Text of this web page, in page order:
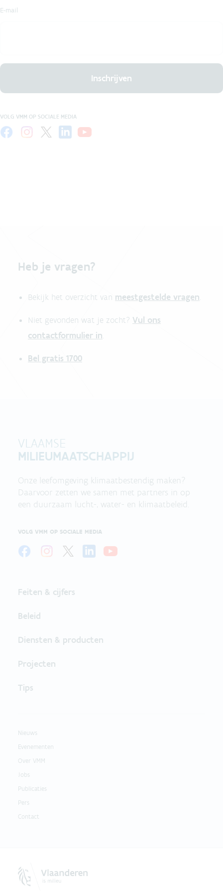
E-mail
Inschrijven
VOLG VMM OP SOCIALE MEDIA
Heb je vragen?
Bekijk het overzicht van meestgestelde vragen.
Niet gevonden wat je zocht? Vul ons
contactformulier in.
Bel gratis 1700
VLAAMSE
MILIEUMAATSCHAPPIJ
Onze leefomgeving klimaatbestendig maken?
Daarvoor zetten we samen met partners in op
een duurzaam lucht-, water- en klimaatbeleid.
VOLG VMM OP SOCIALE MEDIA
Feiten & cijfers
Beleid
Diensten & producten
Projecten
Tips
Nieuws
Evenementen
Over VMM
Jobs
Publicaties
Pers
Contact